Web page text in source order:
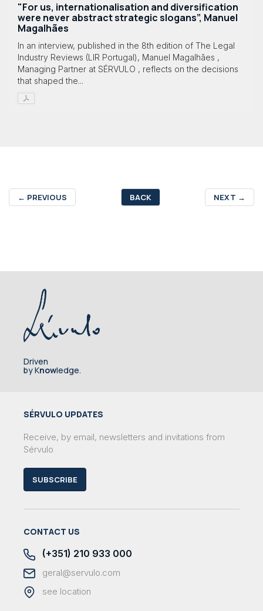
"For us, internationalisation and diversification
were never abstract strategic slogans”, Manuel
Magalhães
In an interview, published in the 8th edition of The Legal
Industry Reviews (LIR Portugal), Manuel Magalhães ,
Managing Partner at SÉRVULO , reflects on the decisions
that shaped the...
← PREVIOUS BACK NEXT →
Driven
by Knowledge.
SÉRVULO UPDATES
Receive, by email, newsletters and invitations from
Sérvulo
SUBSCRIBE
CONTACT US
(+351) 210 933 000
geral@servulo.com
see location